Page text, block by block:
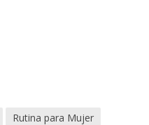
Rutina para Mujer